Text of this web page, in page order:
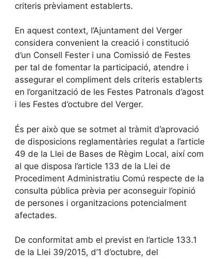
criteris prèviament establerts.
En aquest context, l’Ajuntament del Verger
considera convenient la creació i constitució
d’un Consell Fester i una Comissió de Festes
per tal de fomentar la participació, atendre i
assegurar el compliment dels criteris establerts
en l’organització de les Festes Patronals d’agost
i les Festes d’octubre del Verger.
És per això que se sotmet al tràmit d’aprovació
de disposicions reglamentàries regulat a l’article
49 de la Llei de Bases de Règim Local, així com
al que disposa l’article 133 de la Llei de
Procediment Administratiu Comú respecte de la
consulta pública prèvia per aconseguir l’opinió
de persones i organitzacions potencialment
afectades.
De conformitat amb el previst en l’article 133.1
de la Llei 39/2015, d’1 d’octubre, del